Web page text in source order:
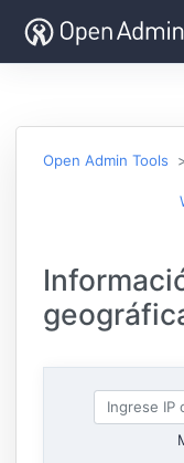
Open Admin Tools